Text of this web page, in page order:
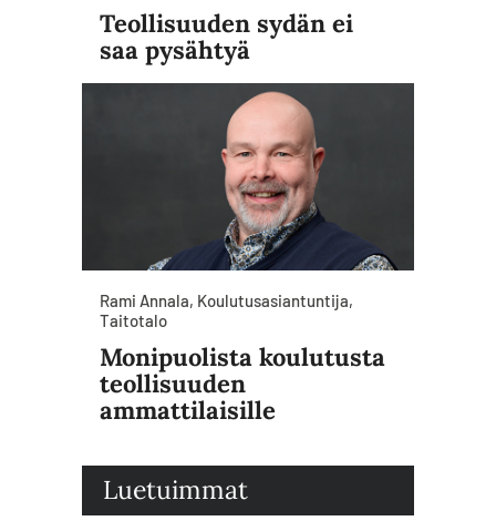
Teollisuuden sydän ei
saa pysähtyä
Rami Annala, Koulutusasiantuntija,
Taitotalo
Monipuolista koulutusta
teollisuuden
ammattilaisille
Luetuimmat